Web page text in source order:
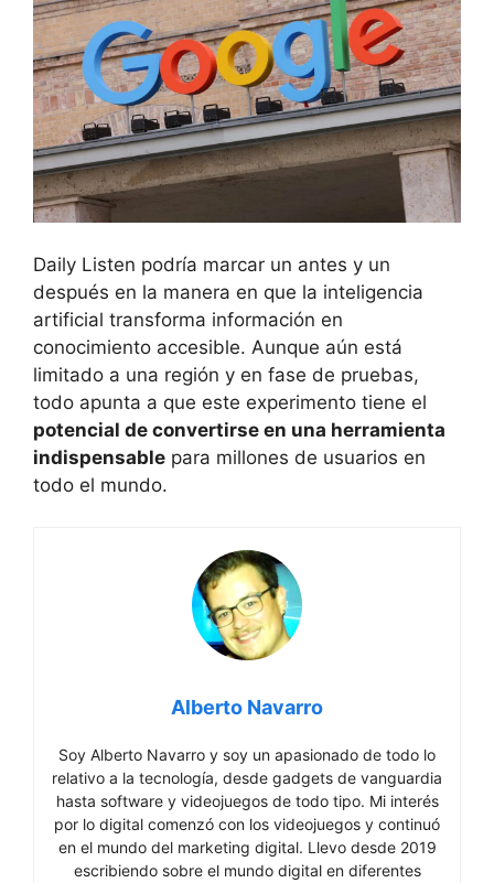
Daily Listen podría marcar un antes y un
después en la manera en que la inteligencia
artificial transforma información en
conocimiento accesible. Aunque aún está
limitado a una región y en fase de pruebas,
todo apunta a que este experimento tiene el
potencial de convertirse en una herramienta
indispensable para millones de usuarios en
todo el mundo.
Alberto Navarro
Soy Alberto Navarro y soy un apasionado de todo lo
relativo a la tecnología, desde gadgets de vanguardia
hasta software y videojuegos de todo tipo. Mi interés
por lo digital comenzó con los videojuegos y continuó
en el mundo del marketing digital. Llevo desde 2019
escribiendo sobre el mundo digital en diferentes